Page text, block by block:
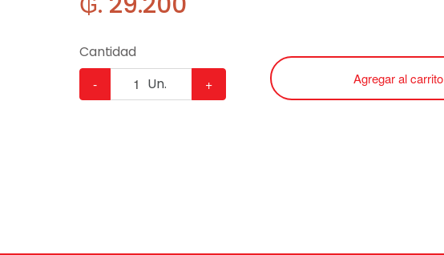
Cantidad
-
Un. + Agregar al carrito